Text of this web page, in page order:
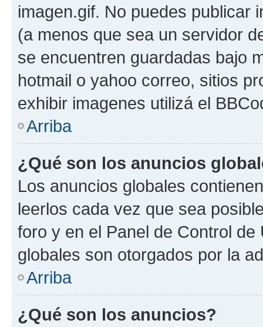
imagen.gif. No puedes publicar
(a menos que sea un servidor
se encuentren guardadas bajo
hotmail o yahoo correo, sitios
exhibir imagenes utilizá el
Arriba
¿Qué son los anuncios
Los anuncios globales
leerlos cada vez que sea
foro y en el Panel de Control
globales son otorgados por la
Arriba
¿Qué son los anuncios?